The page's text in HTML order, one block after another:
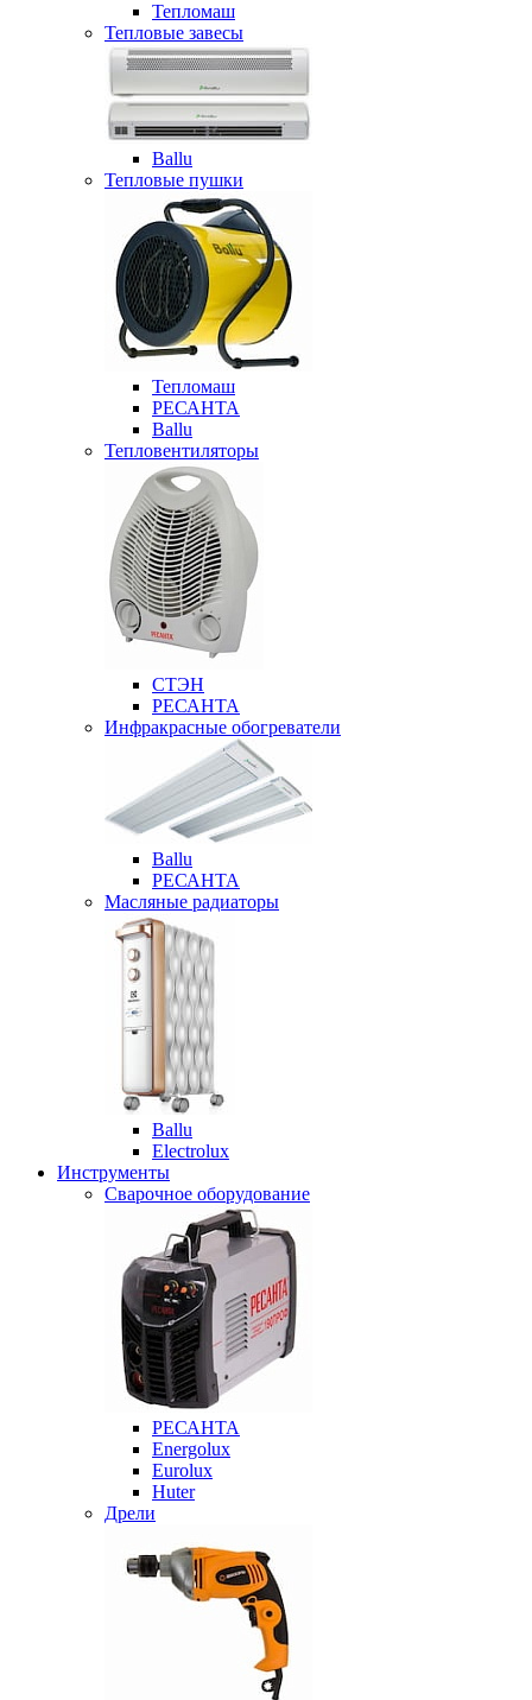
Тепломаш
Тепловые завесы
Ballu
Тепловые пушки
Тепломаш
РЕСАНТА
Ballu
Тепловентиляторы
СТЭН
РЕСАНТА
Инфракрасные обогреватели
Ballu
РЕСАНТА
Масляные радиаторы
Ballu
Electrolux
Инструменты
Сварочное оборудование
РЕСАНТА
Energolux
Eurolux
Huter
Дрели